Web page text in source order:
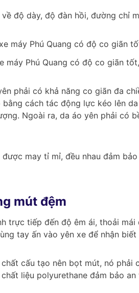
độ dày, độ đàn hồi, đường chỉ
máy Phú Quang có độ co giãn
phải có khả năng co giãn đa
cách tác động lực kéo lên
Ngoài ra, da áo yên phải có
may tỉ mỉ, đều nhau đảm
mút đệm
trực tiếp đến độ êm ái, thoải
tay ấn vào yên xe để nhận
cấu tạo nên bọt mút, nó
liệu polyurethane đảm bảo